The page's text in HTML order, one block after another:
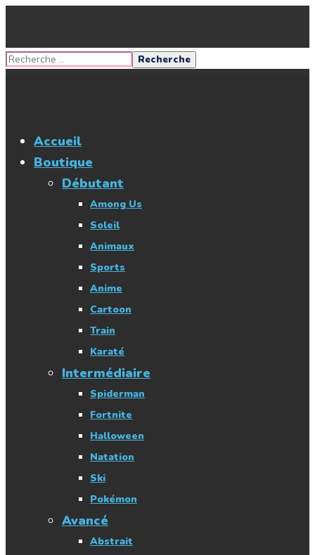
Accueil
Boutique
Débutant
Among Us
Soleil
Animaux
Sports
Anime
Cartoon
Train
Karaté
Intermédiaire
Spiderman
Fortnite
Halloween
Natation
Ski
Pokémon
Avancé
Abstrait